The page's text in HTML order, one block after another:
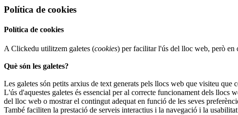
Política de cookies
Política de cookies
A Clickedu utilitzem galetes (cookies) per facilitar l'ús del lloc web, però en
Què són les galetes?
Les galetes són petits arxius de text generats pels llocs web que visiteu
L'ús d'aquestes galetes és essencial per al correcte funcionament dels llocs
del lloc web o mostrar el contingut adequat en funció de les seves
També faciliten la prestació de serveis interactius i la navegació i la